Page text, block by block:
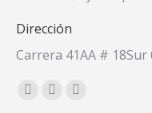
Dirección
Carrera 41AA #
Encuéntranos en:
Facebook
X
YouTube